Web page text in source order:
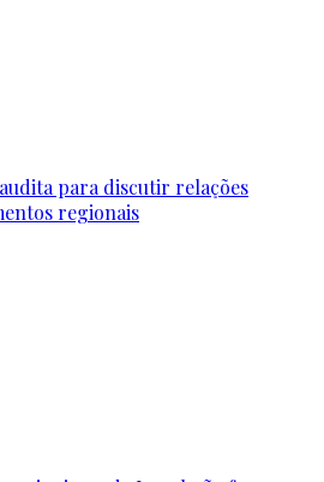
para discutir relações
regionais